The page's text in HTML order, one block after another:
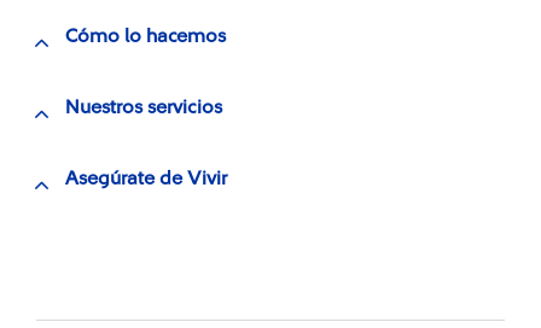
Cómo lo hacemos
Nuestros servicios
Asegúrate de Vivir